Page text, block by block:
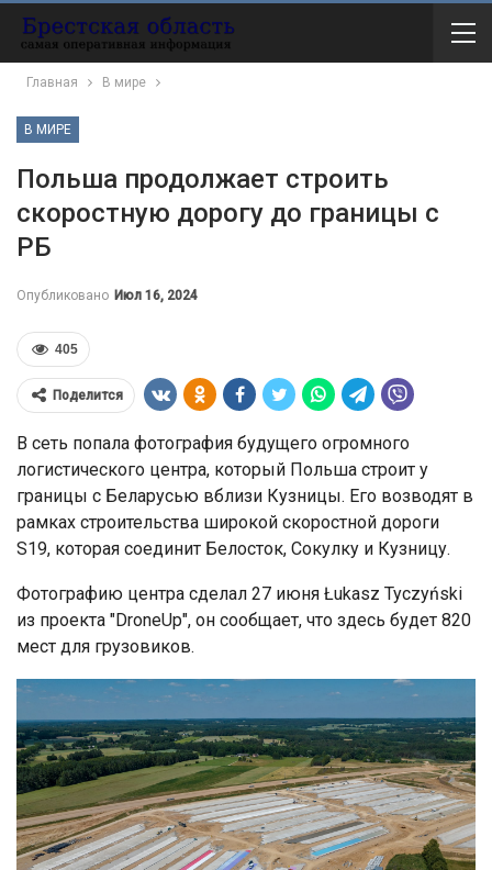
Главная В мире
В МИРЕ
Польша продолжает строить
скоростную дорогу до границы с
РБ
Опубликовано Июл 16, 2024
405
Поделится
В сеть попала фотография будущего огромного
логистического центра, который Польша строит у
границы с Беларусью вблизи Кузницы. Его возводят в
рамках строительства широкой скоростной дороги
S19, которая соединит Белосток, Сокулку и Кузницу.
Фотографию центра сделал 27 июня Łukasz Tyczyński
из проекта "DroneUp", он сообщает, что здесь будет 820
мест для грузовиков.